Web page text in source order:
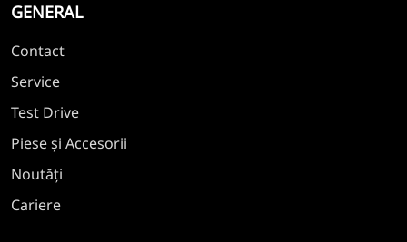
GENERAL
Contact
Service
Test Drive
Piese și Accesorii
Noutăți
Cariere